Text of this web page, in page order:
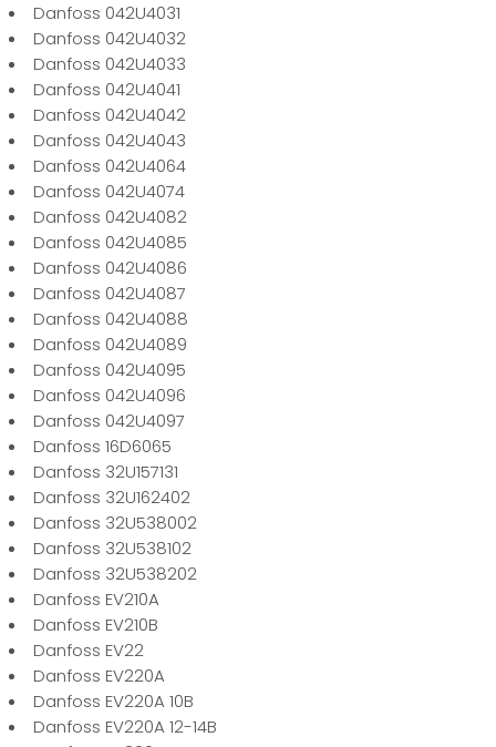
Danfoss 042U4031
Danfoss 042U4032
Danfoss 042U4033
Danfoss 042U4041
Danfoss 042U4042
Danfoss 042U4043
Danfoss 042U4064
Danfoss 042U4074
Danfoss 042U4082
Danfoss 042U4085
Danfoss 042U4086
Danfoss 042U4087
Danfoss 042U4088
Danfoss 042U4089
Danfoss 042U4095
Danfoss 042U4096
Danfoss 042U4097
Danfoss 16D6065
Danfoss 32U157131
Danfoss 32U162402
Danfoss 32U538002
Danfoss 32U538102
Danfoss 32U538202
Danfoss EV210A
Danfoss EV210B
Danfoss EV22
Danfoss EV220A
Danfoss EV220A 10B
Danfoss EV220A 12-14B